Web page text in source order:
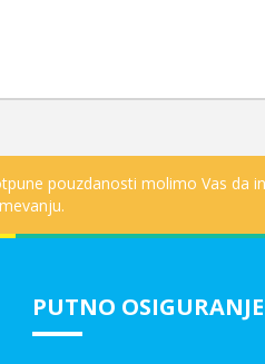
pouzdanosti molimo Vas da
PUTNO OSIGURANJE